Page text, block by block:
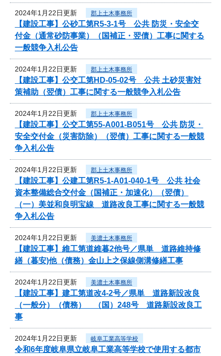
2024年1月22日更新 郡上土木事務所
【建設工事】公砂工第R5-3-1号 公共 防災・安全交
付金（通常砂防事業）（国補正・翌債）工事に関する
一般競争入札公告
2024年1月22日更新 郡上土木事務所
【建設工事】公交工第HD-05-02号 公共 土砂災害対
策補助（翌債）工事に関する一般競争入札公告
2024年1月22日更新 郡上土木事務所
【建設工事】公交工第55-A001-B051号 公共 防災・
安全交付金（災害防除）（翌債）工事に関する一般競
争入札公告
2024年1月22日更新 郡上土木事務所
【建設工事】公建工第R5-1-A01-040-1号 公共 社会
資本整備総合交付金（国補正・加速化）（翌債）
（一）美並和良明宝線 道路改良工事に関する一般競
争入札公告
2024年1月22日更新 美濃土木事務所
【建設工事】維工第道維暮2他号／県単 道路維持修
繕（暮安)他（債務）金山上之保線側溝修繕工事
2024年1月22日更新 美濃土木事務所
【建設工事】建工第道改4-2号／県単 道路新設改良
（一般分）（債務） （国）248号 道路新設改良工
事
2024年1月22日更新 岐阜工業高等学校
令和6年度岐阜県立岐阜工業高等学校で使用する都市